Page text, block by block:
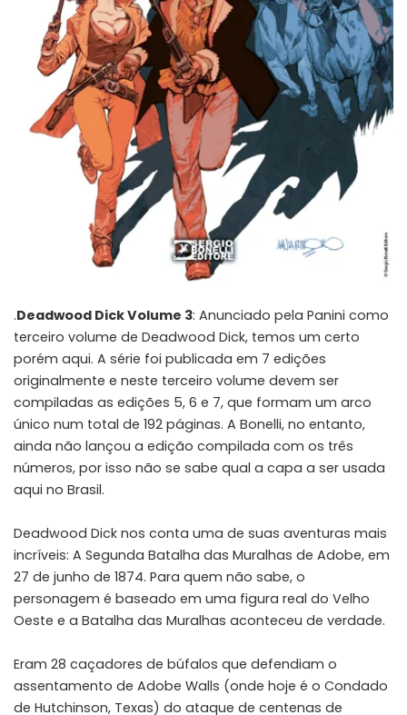
.Deadwood Dick Volume 3: Anunciado pela Panini como
terceiro volume de Deadwood Dick, temos um certo
porém aqui. A série foi publicada em 7 edições
originalmente e neste terceiro volume devem ser
compiladas as edições 5, 6 e 7, que formam um arco
único num total de 192 páginas. A Bonelli, no entanto,
ainda não lançou a edição compilada com os três
números, por isso não se sabe qual a capa a ser usada
aqui no Brasil.
Deadwood Dick nos conta uma de suas aventuras mais
incríveis: A Segunda Batalha das Muralhas de Adobe, em
27 de junho de 1874. Para quem não sabe, o
personagem é baseado em uma figura real do Velho
Oeste e a Batalha das Muralhas aconteceu de verdade.
Eram 28 caçadores de búfalos que defendiam o
assentamento de Adobe Walls (onde hoje é o Condado
de Hutchinson, Texas) do ataque de centenas de